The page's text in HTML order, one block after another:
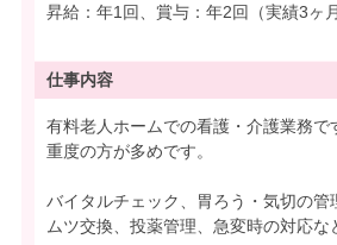
昇給：年1回、賞与：年2回（実績3ヶ月
仕事内容
有料老人ホームでの看護・介護業務で
重度の方が多めです。
バイタルチェック、胃ろう・気切の管
ムツ交換、投薬管理、急変時の対応な